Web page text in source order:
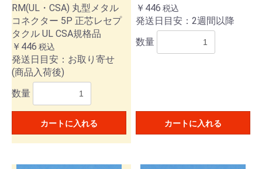
RM(UL・CSA) 丸型メタル
コネクター 5P 正芯レセプ
タクル UL CSA規格品
￥446 税込
発送日目安：お取り寄せ
(商品入荷後)
数量
カートに入れる
￥446 税込
発送日目安：2週間以降
数量
カートに入れる